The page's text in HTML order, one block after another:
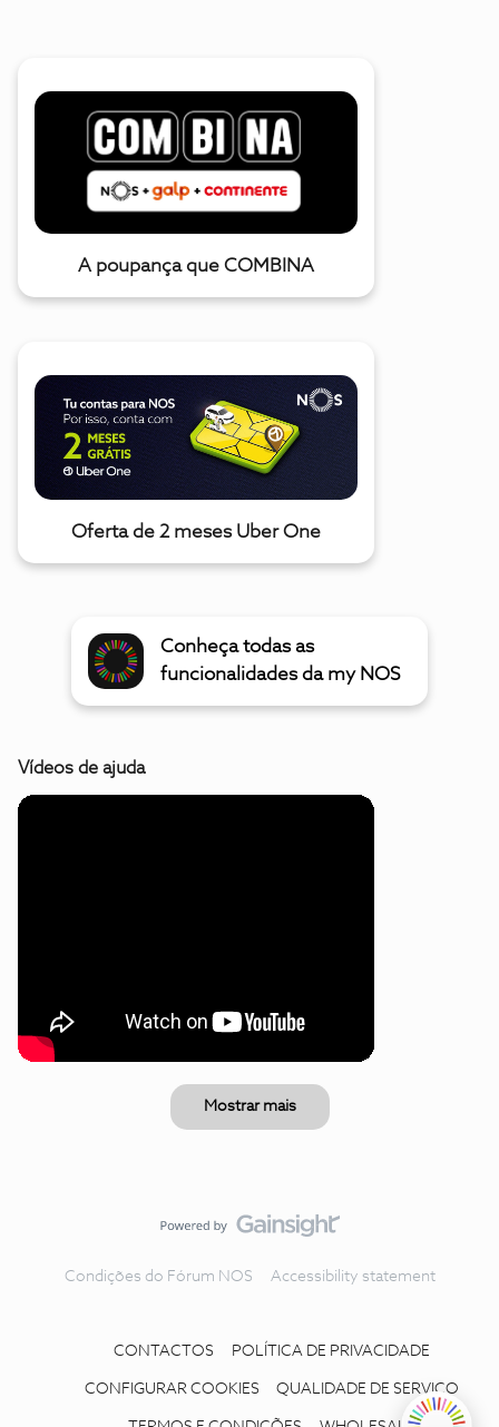
A poupança que COMBINA
Oferta de 2 meses Uber One
Conheça todas as
funcionalidades da my NOS
Vídeos de ajuda
Mostrar mais
Condições do Fórum NOS Accessibility statement
CONTACTOS POLÍTICA DE PRIVACIDADE
CONFIGURAR COOKIES QUALIDADE DE SERVIÇO